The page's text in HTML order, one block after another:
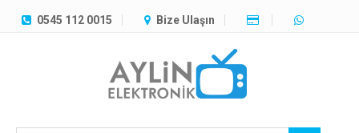
0545 112 0015 Bize Ulaşın
TÜM